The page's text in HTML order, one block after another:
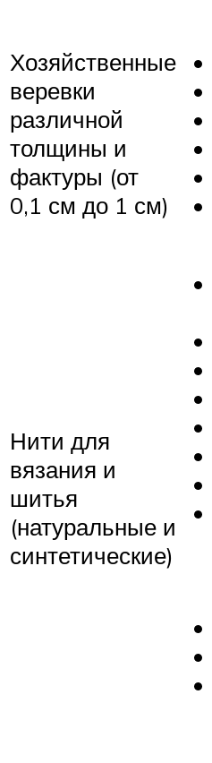
Хозяйственные
веревки
различной
толщины и
фактуры (от
0,1 см до 1 см)
Нити для
вязания и
шитья
(натуральные и
синтетические)